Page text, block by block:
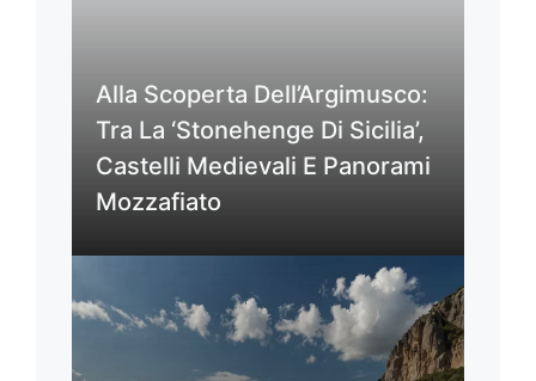
Alla Scoperta Dell’Argimusco:
Tra La ‘Stonehenge Di Sicilia’,
Castelli Medievali E Panorami
Mozzafiato